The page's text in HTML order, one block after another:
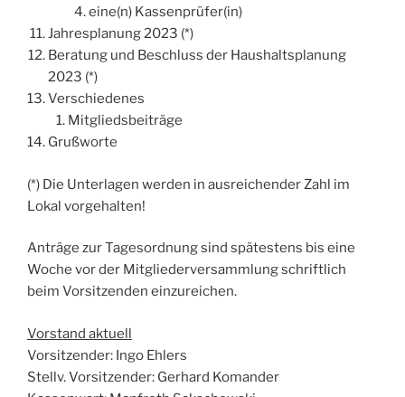
eine(n) Kassenprüfer(in)
Jahresplanung 2023 (*)
Beratung und Beschluss der Haushaltsplanung
2023 (*)
Verschiedenes
Mitgliedsbeiträge
Grußworte
(*) Die Unterlagen werden in ausreichender Zahl im
Lokal vorgehalten!
Anträge zur Tagesordnung sind spätestens bis eine
Woche vor der Mitgliederversammlung schriftlich
beim Vorsitzenden einzureichen.
Vorstand aktuell
Vorsitzender: Ingo Ehlers
Stellv. Vorsitzender: Gerhard Komander